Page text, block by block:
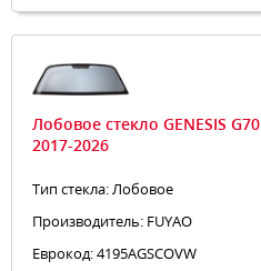
Лобовое стекло GENESIS G70
2017-2026
Тип стекла: Лобовое
Производитель: FUYAO
Еврокод: 4195AGSCOVW